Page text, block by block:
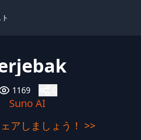
1169
Suno AI
アしましょう！ >>